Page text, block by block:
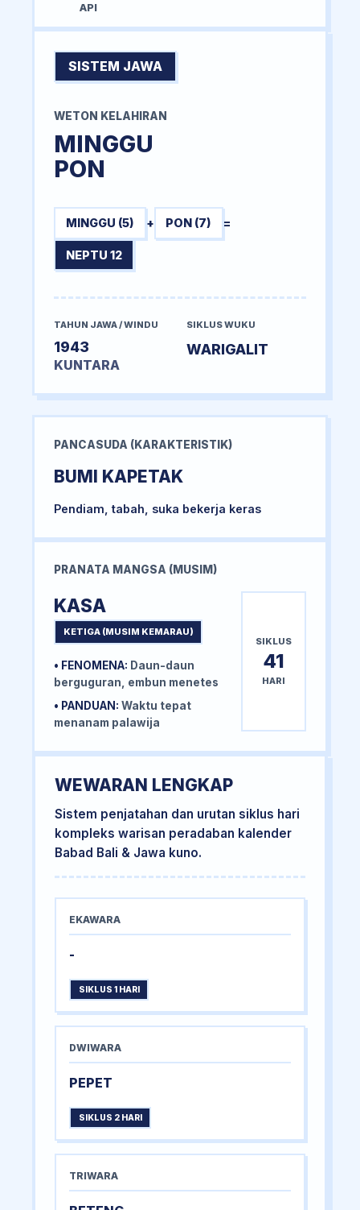
API
SISTEM JAWA
WETON KELAHIRAN
MINGGU
PON
MINGGU (5) + PON (7) =
NEPTU 12
TAHUN JAWA / WINDU
1943
KUNTARA
SIKLUS WUKU
WARIGALIT
PANCASUDA (KARAKTERISTIK)
BUMI KAPETAK
Pendiam, tabah, suka bekerja keras
PRANATA MANGSA (MUSIM)
KASA
KETIGA (MUSIM KEMARAU)
• FENOMENA: Daun-daun
berguguran, embun menetes
• PANDUAN: Waktu tepat
menanam palawija
SIKLUS
41
HARI
WEWARAN LENGKAP
Sistem penjatahan dan urutan siklus hari
kompleks warisan peradaban kalender
Babad Bali & Jawa kuno.
EKAWARA
-
SIKLUS 1 HARI
DWIWARA
PEPET
SIKLUS 2 HARI
TRIWARA